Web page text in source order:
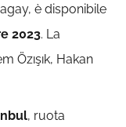
è disponibile
2023. La
Özışık, Hakan
, ruota